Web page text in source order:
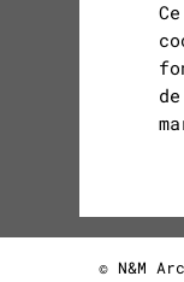
© N&M